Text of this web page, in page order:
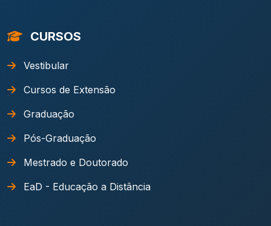
CURSOS
Vestibular
Cursos de Extensão
Graduação
Pós-Graduação
Mestrado e Doutorado
EaD - Educação a Distância